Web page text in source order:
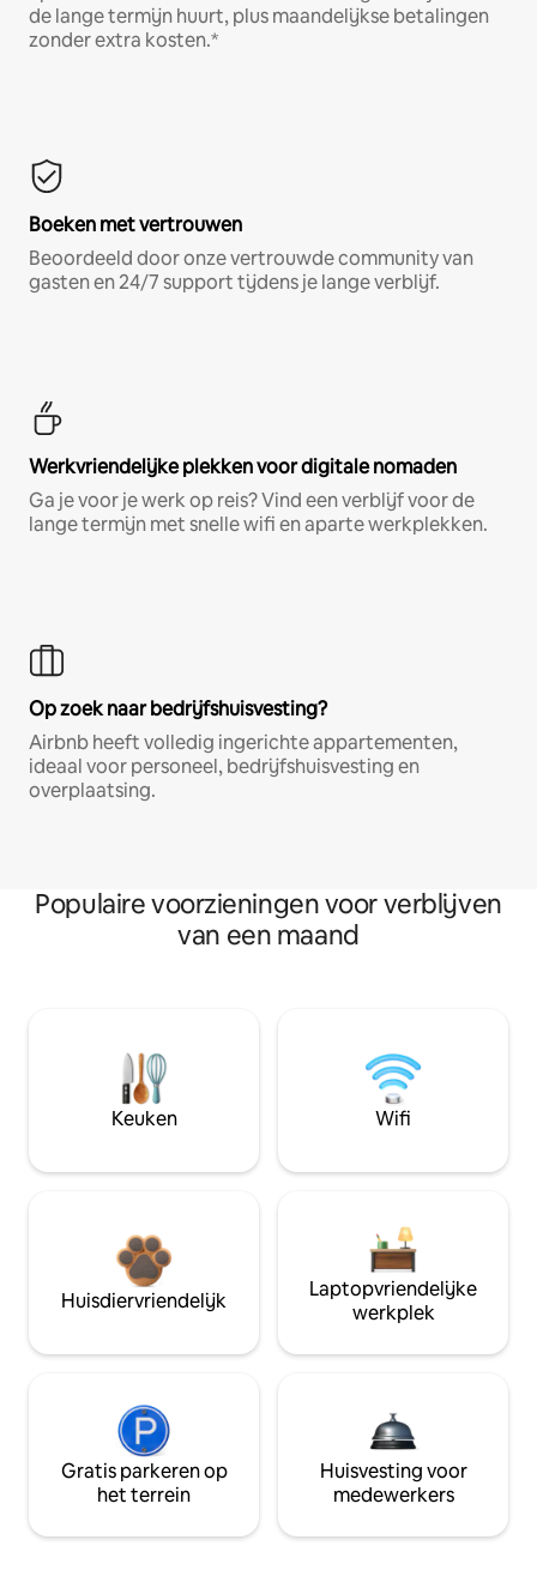
de lange termijn huurt, plus maandelijkse betalingen
zonder extra kosten.*
Boeken met vertrouwen
Beoordeeld door onze vertrouwde community van
gasten en 24/7 support tijdens je lange verblijf.
Werkvriendelijke plekken voor digitale nomaden
Ga je voor je werk op reis? Vind een verblijf voor de
lange termijn met snelle wifi en aparte werkplekken.
Op zoek naar bedrijfshuisvesting?
Airbnb heeft volledig ingerichte appartementen,
ideaal voor personeel, bedrijfshuisvesting en
overplaatsing.
Populaire voorzieningen voor verblijven
van een maand
Keuken Wifi
Huisdiervriendelijk
Laptopvriendelijke
werkplek
Gratis parkeren op
het terrein
Huisvesting voor
medewerkers